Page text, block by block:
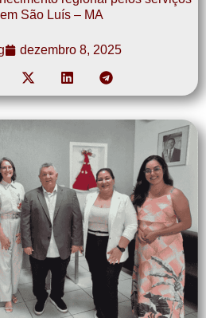
São Luís – MA
dezembro 8, 2025